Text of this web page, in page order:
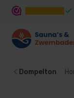
Dompelton